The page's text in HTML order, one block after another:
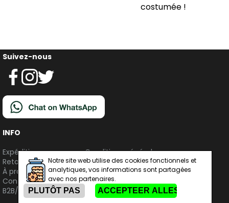
costumée !
Suivez-nous
INFO
Expédition
Retours
À propos de nous
Contact
B2B/Grandes quantités
Conditions générales
Confidentialité & Cookies
Notre site web utilise des cookies fonctionnels et
analytiques, vos informations sont partagées
avec nos partenaires.